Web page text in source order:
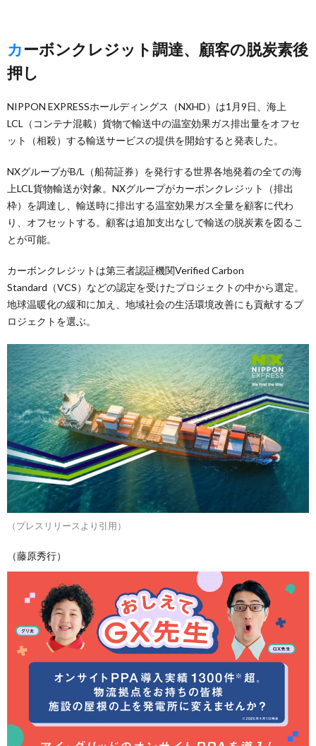
カーボンクレジット調達、顧客の脱炭素後
押し
NIPPON EXPRESSホールディングス（NXHD）は1月9日、海上
LCL（コンテナ混載）貨物で輸送中の温室効果ガス排出量をオフセ
ット（相殺）する輸送サービスの提供を開始すると発表した。
NXグループがB/L（船荷証券）を発行する世界各地発着の全ての海
上LCL貨物輸送が対象。NXグループがカーボンクレジット（排出
枠）を調達し、輸送時に排出する温室効果ガス全量を顧客に代わ
り、オフセットする。顧客は追加支出なしで輸送の脱炭素を図るこ
とが可能。
カーボンクレジットは第三者認証機関Verified Carbon
Standard（VCS）などの認定を受けたプロジェクトの中から選定。
地球温暖化の緩和に加え、地域社会の生活環境改善にも貢献するプ
ロジェクトを選ぶ。
（プレスリリースより引用）
（藤原秀行）